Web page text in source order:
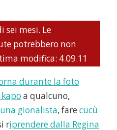
sei mesi. Le
potrebbero non
modifica: 4.09.11
durante la foto
a qualcuno,
gionalista, farecucù
riprendere dalla Regina